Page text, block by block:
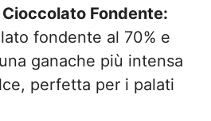
Fondente:
fondente al 70% e
ganache più intensa
perfetta per i palati